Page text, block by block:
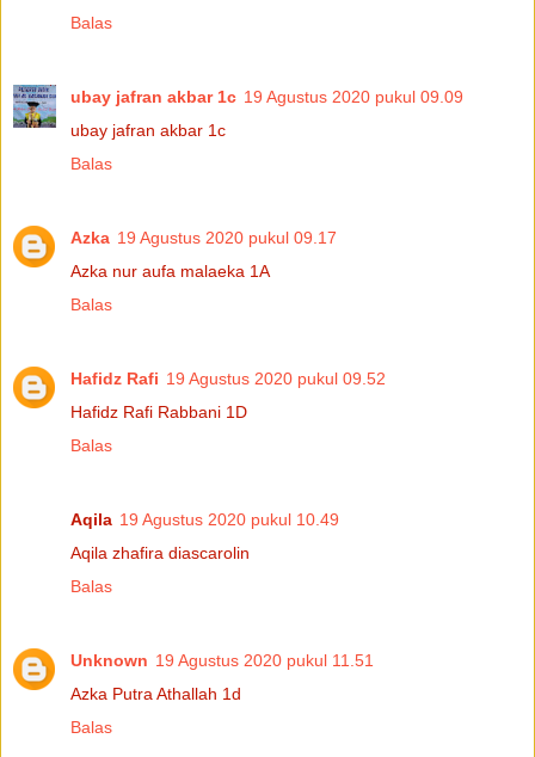
Balas
ubay jafran akbar 1c 19 Agustus 2020 pukul 09.09
ubay jafran akbar 1c
Balas
Azka 19 Agustus 2020 pukul 09.17
Azka nur aufa malaeka 1A
Balas
Hafidz Rafi 19 Agustus 2020 pukul 09.52
Hafidz Rafi Rabbani 1D
Balas
Aqila 19 Agustus 2020 pukul 10.49
Aqila zhafira diascarolin
Balas
Unknown 19 Agustus 2020 pukul 11.51
Azka Putra Athallah 1d
Balas